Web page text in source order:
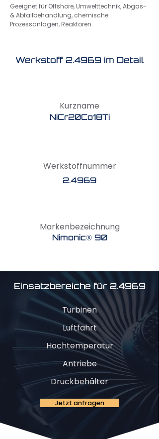
Geeignet für Offshore, Umwelttechnik, Abgas-
& Abfallbehandlung, chemische
Prozessanlagen, Reaktoren.
Werkstoff 2.4969 im Detail
Kurzname
NiCr20Co18Ti
Werkstoffnummer
2.4969
Markenbezeichnung
Nimonic® 90
Einsatzbereiche für 2.4969
Turbinen
Luftfahrt
Hochtemperatur
Antriebe
Druckbehälter
Jetzt anfragen